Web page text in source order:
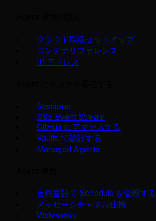
クラウド環境セットアップ
コンテナリファレンス
IP アドレス
Sessions
SSE Event Stream
GitHub にアクセスする
Vaults で認証する
Managed Agents
自然言語で Schedule を管理する
メッセージチャネル連携
Webhooks